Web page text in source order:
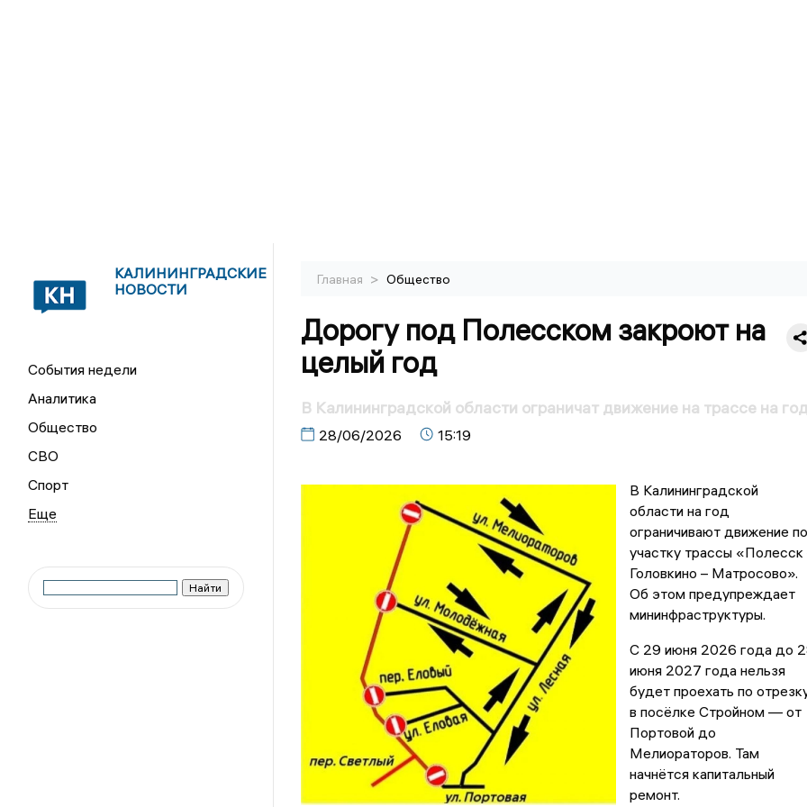
КАЛИНИНГРАДСКИЕ
НОВОСТИ
События недели
Аналитика
Общество
СВО
Спорт
Главная > Общество
Дорогу под Полесском закроют на
целый год
В Калининградской области ограничат движение на трассе на
28/06/2026 15:19
В Калининградской
области на год
ограничивают движение по
участку трассы «Полесск
Головкино – Матросово».
Об этом предупреждает
мининфраструктуры.
С 29 июня 2026 года до
июня 2027 года нельзя
будет проехать по
в посёлке Стройном — от
Портовой до
Мелиораторов. Там
начнётся капитальный
ремонт.